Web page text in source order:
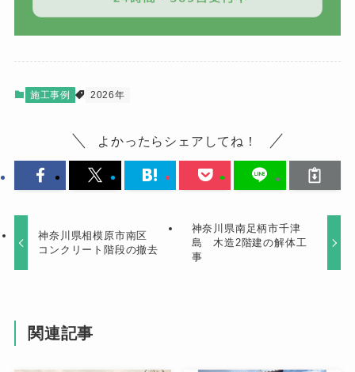
施工事例 2026年
よかったらシェアしてね！
神奈川県相模原市南区
コンクリート階段の撤去
神奈川県南足柄市千津
島 木造2階建の解体工
事
関連記事